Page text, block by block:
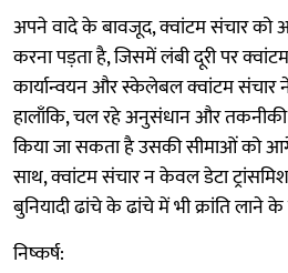
अपने वादे के बावजूद, क्वांटम संचार को
करना पड़ता है, जिसमें लंबी दूरी पर
कार्यान्वयन और स्केलेबल क्वांटम संचार
हालाँकि, चल रहे अनुसंधान और तकनीकी
किया जा सकता है उसकी सीमाओं को
साथ, क्वांटम संचार न केवल डेटा
बुनियादी ढांचे के ढांचे में भी क्रांति लाने
निष्कर्ष: